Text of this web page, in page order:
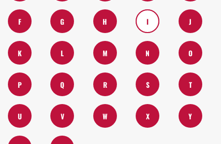
F G H I J
K L M N O
P Q R S T
U V W X Y